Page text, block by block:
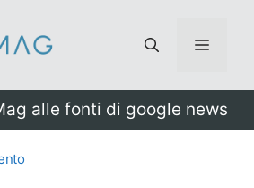
Menu
alle fonti di google news